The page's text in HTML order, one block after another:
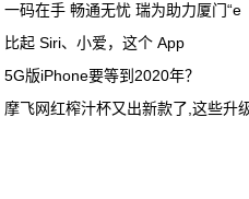
一码在手 畅通无忧 瑞为助力厦门“e
比起 Siri、小爱，这个 App
5G版iPhone要等到2020年？
摩飞网红榨汁杯又出新款了,这些升